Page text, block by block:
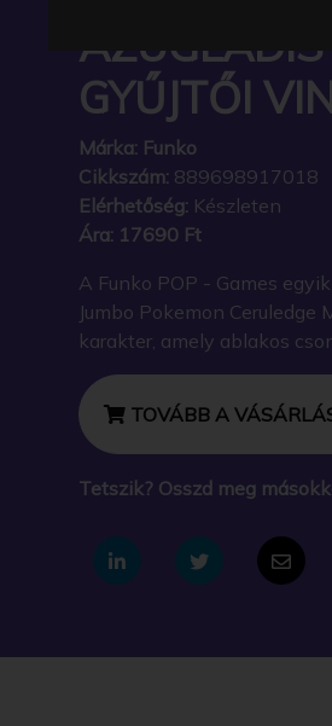
GYŰJTŐI
Márka: Funko
Cikkszám: 889698917018
Elérhetőség: Készleten
Ára: 17690 Ft
A Funko POP - Games
Jumbo Pokemon
karakter, amely ablakos
TOVÁBB A
Tetszik? Osszd meg